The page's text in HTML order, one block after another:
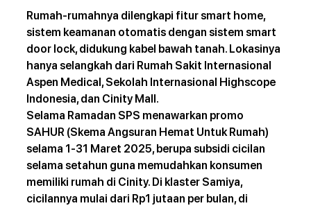
Rumah-rumahnya dilengkapi fitur smart home,
sistem keamanan otomatis dengan sistem smart
door lock, didukung kabel bawah tanah. Lokasinya
hanya selangkah dari Rumah Sakit Internasional
Aspen Medical, Sekolah Internasional Highscope
Indonesia, dan Cinity Mall.
Selama Ramadan SPS menawarkan promo
SAHUR (Skema Angsuran Hemat Untuk Rumah)
selama 1-31 Maret 2025, berupa subsidi cicilan
selama setahun guna memudahkan konsumen
memiliki rumah di Cinity. Di klaster Samiya,
cicilannya mulai dari Rp1 jutaan per bulan, di